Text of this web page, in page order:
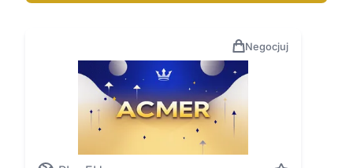
Negocjuj